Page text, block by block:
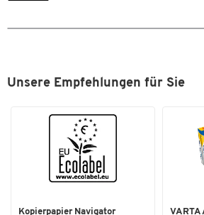
Unsere Empfehlungen für Sie
Kopierpapier Navigator